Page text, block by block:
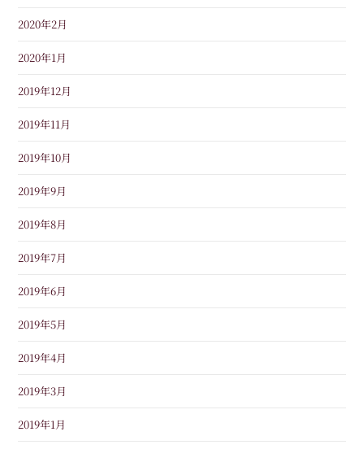
2020年2月
2020年1月
2019年12月
2019年11月
2019年10月
2019年9月
2019年8月
2019年7月
2019年6月
2019年5月
2019年4月
2019年3月
2019年1月